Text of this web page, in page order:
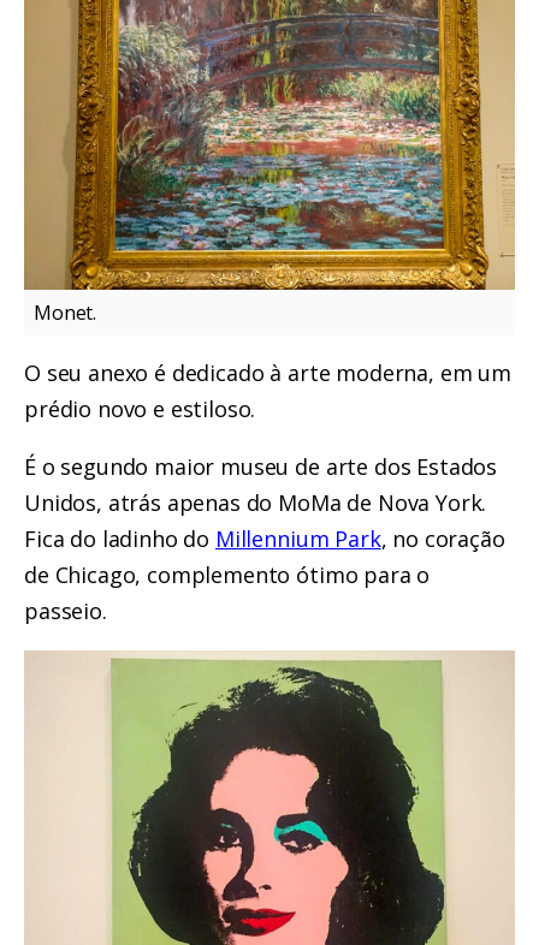
Monet.
O seu anexo é dedicado à arte moderna, em um
prédio novo e estiloso.
É o segundo maior museu de arte dos Estados
Unidos, atrás apenas do MoMa de Nova York.
Fica do ladinho do Millennium Park, no coração
de Chicago, complemento ótimo para o
passeio.